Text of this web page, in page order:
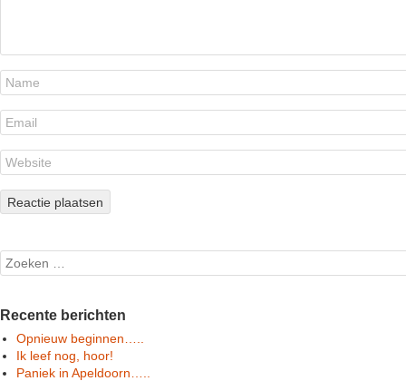
Search
Recente berichten
Opnieuw beginnen…..
Ik leef nog, hoor!
Paniek in Apeldoorn…..